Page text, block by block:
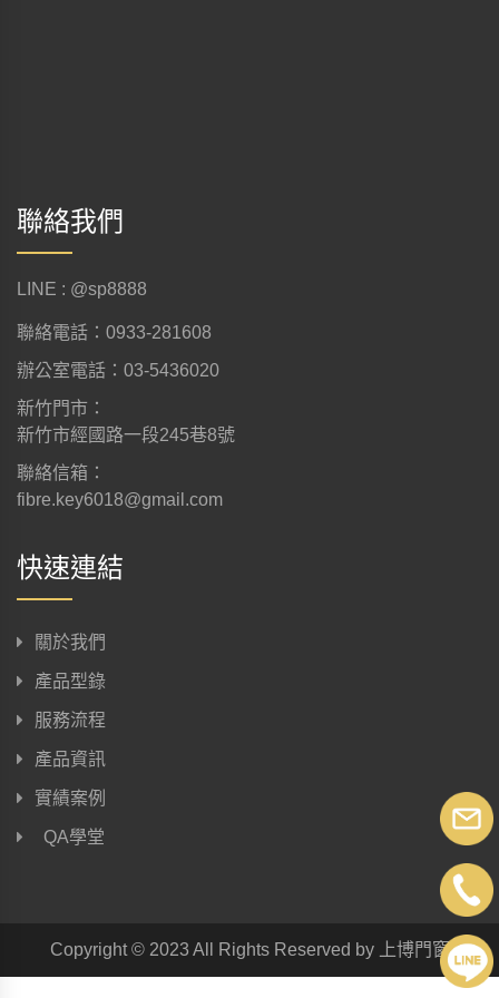
聯絡我們
LINE : @sp8888
聯絡電話：0933-281608
辦公室電話：03-5436020
新竹門市：
新竹市經國路一段245巷8號
聯絡信箱：
fibre.key6018@gmail.com
快速連結
關於我們
產品型錄
服務流程
產品資訊
實績案例
QA學堂
Copyright © 2023 All Rights Reserved by 上博門窗